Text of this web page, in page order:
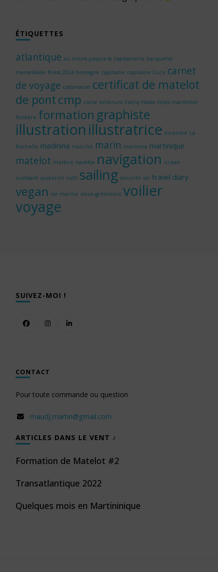
ÉTIQUETTES
atlantique au moins jusqu'a la capitainerie barquette
marseillaise Brest 2024 bretagne capitaine capitaine Coco carnet
de voyage catamaran certificat de matelot
de pontcmp corse embruns Fanny Havas fetes maritimes
finistère formation graphiste
illustration illustratrice incendie La
Rochelle madinina manche marin maritime martinique
matelot molène navette navigation ocean
ouessant quiberon ruth sailing securite sel travel diary
vegan vie marine vieux-gréement voilier
voyage
SUIVEZ-MOI !
CONTACT
Pour toute commande ou question
maudj.martin@gmail.com
ARTICLES DANS LE VENT ♪
Formation de Matelot #2
Transatlantique 2022
Quelques mois en Martininique